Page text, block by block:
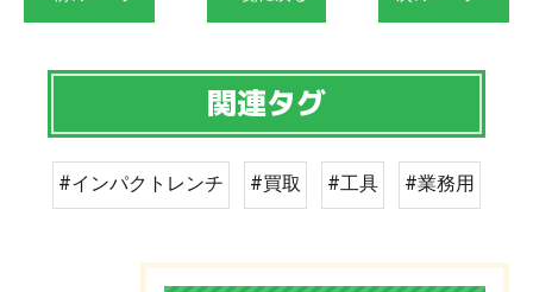
関連タグ
#インパクトレンチ #買取 #工具 #業務用